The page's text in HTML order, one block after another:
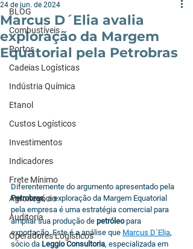
BLOG
Combustíveis
Portos
Cadeias Logísticas
Indústria Química
Etanol
Custos Logísticos
Investimentos
Indicadores
Frete Mínimo
Agronegócio
Auditoria
Operadores Logísticos
Marcus D´Elia avalia
exploração da Margem
Equatorial pela Petrobras
24 de jun. de 2024
Diferentemente do argumento apresentado pela
Petrobras, a exploração da Margem Equatorial
pela empresa é uma estratégia comercial para
ampliar sua produção de petróleo para
exportação. Este é a análise que Marcus D´Elia,
sócio da Leggio Consultoria, especializada em